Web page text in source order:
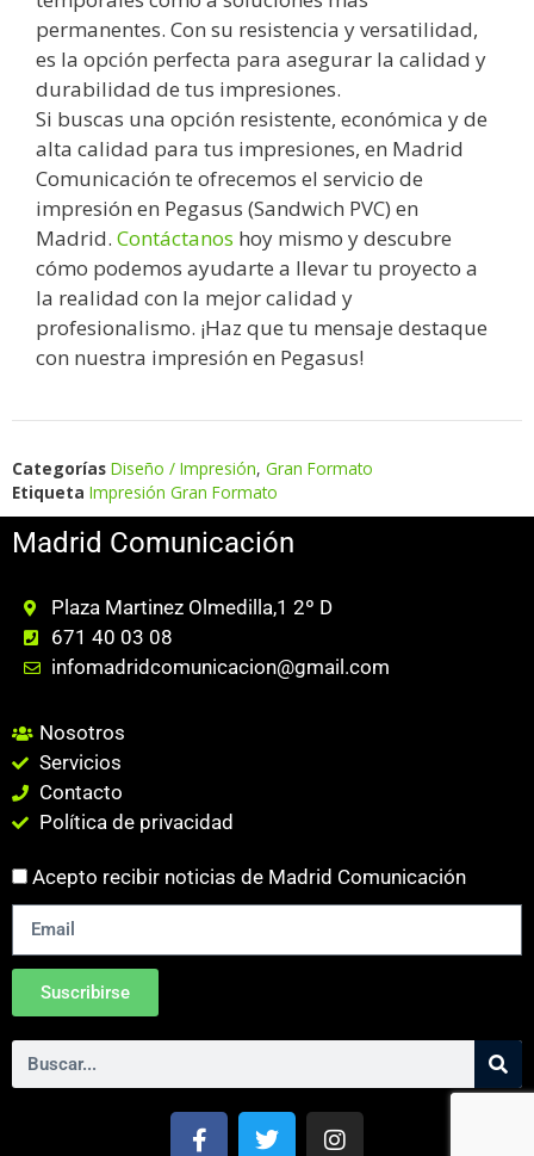
permanentes. Con su resistencia y versatilidad,
es la opción perfecta para asegurar la calidad y
durabilidad de tus impresiones.
Si buscas una opción resistente, económica y de
alta calidad para tus impresiones, en Madrid
Comunicación te ofrecemos el servicio de
impresión en Pegasus (Sandwich PVC) en
Madrid. Contáctanos hoy mismo y descubre
cómo podemos ayudarte a llevar tu proyecto a
la realidad con la mejor calidad y
profesionalismo. ¡Haz que tu mensaje destaque
con nuestra impresión en Pegasus!
Categorías Diseño / Impresión, Gran Formato
Etiqueta Impresión Gran Formato
Madrid Comunicación
Plaza Martinez Olmedilla,1 2º D
671 40 03 08
infomadridcomunicacion@gmail.com
Nosotros
Servicios
Contacto
Política de privacidad
Acepto recibir noticias de Madrid Comunicación
Suscribirse